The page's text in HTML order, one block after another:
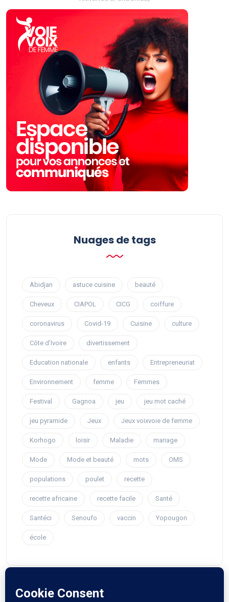
Nuages ​​de tags
Abidjan astuce cuisine beauté
Cheveux CIAPOL CICG coiffure
coronavirus Covid-19 Cuisine culture
Côte d’Ivoire divertissement
Education nationale enfants Entrepreneuriat
Environnement femme Femmes
Festival Gagnoa jeu jeu mot caché
jeu pyramide Jeux Jeux voixvoie de femme
Korhogo loisir Maladie mariage
Mode Mode et beauté mots OMS
populations poulet recette
recette africaine recette facile Santé
Santéci Senoufo vaccin Yopougon
école